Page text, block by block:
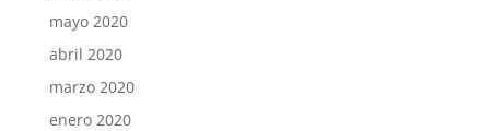
mayo 2020
abril 2020
marzo 2020
enero 2020